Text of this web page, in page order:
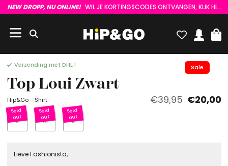
NEW DROPP, NU ONLINE! WIL JE KORTINGSCODES ONTVANGEN, KLIK HIER :)
Sale
Verzending met DHL !
Top Loui Zwart
Hip&Go - Shirt €39,95 €20,00
S M L
Lieve Fashionista,